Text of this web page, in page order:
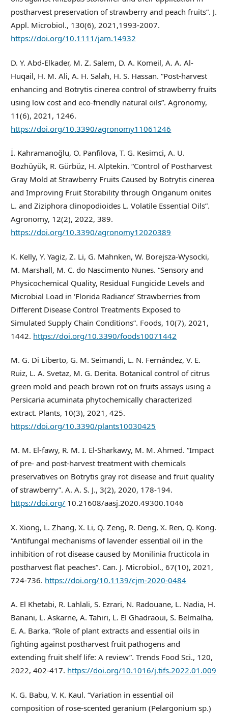
postharvest preservation of strawberry and peach fruits”. J.
Appl. Microbiol., 130(6), 2021,1993-2007.
https://doi.org/10.1111/jam.14932
D. Y. Abd-Elkader, M. Z. Salem, D. A. Komeil, A. A. Al-
Huqail, H. M. Ali, A. H. Salah, H. S. Hassan. “Post-harvest
enhancing and Botrytis cinerea control of strawberry fruits
using low cost and eco-friendly natural oils”. Agronomy,
11(6), 2021, 1246.
https://doi.org/10.3390/agronomy11061246
İ. Kahramanoğlu, O. Panfilova, T. G. Kesimci, A. U.
Bozhüyük, R. Gürbüz, H. Alptekin. “Control of Postharvest
Gray Mold at Strawberry Fruits Caused by Botrytis cinerea
and Improving Fruit Storability through Origanum onites
L. and Ziziphora clinopodioides L. Volatile Essential Oils”.
Agronomy, 12(2), 2022, 389.
https://doi.org/10.3390/agronomy12020389
K. Kelly, Y. Yagiz, Z. Li, G. Mahnken, W. Borejsza-Wysocki,
M. Marshall, M. C. do Nascimento Nunes. “Sensory and
Physicochemical Quality, Residual Fungicide Levels and
Microbial Load in ‘Florida Radiance’ Strawberries from
Different Disease Control Treatments Exposed to
Simulated Supply Chain Conditions”. Foods, 10(7), 2021,
1442. https://doi.org/10.3390/foods10071442
M. G. Di Liberto, G. M. Seimandi, L. N. Fernández, V. E.
Ruiz, L. A. Svetaz, M. G. Derita. Botanical control of citrus
green mold and peach brown rot on fruits assays using a
Persicaria acuminata phytochemically characterized
extract. Plants, 10(3), 2021, 425.
https://doi.org/10.3390/plants10030425
M. M. El-fawy, R. M. I. El-Sharkawy, M. M. Ahmed. “Impact
of pre- and post-harvest treatment with chemicals
preservatives on Botrytis gray rot disease and fruit quality
of strawberry”. A. A. S. J., 3(2), 2020, 178-194.
https://doi.org/ 10.21608/aasj.2020.49300.1046
X. Xiong, L. Zhang, X. Li, Q. Zeng, R. Deng, X. Ren, Q. Kong.
“Antifungal mechanisms of lavender essential oil in the
inhibition of rot disease caused by Monilinia fructicola in
postharvest flat peaches”. Can. J. Microbiol., 67(10), 2021,
724-736. https://doi.org/10.1139/cjm-2020-0484
A. El Khetabi, R. Lahlali, S. Ezrari, N. Radouane, L. Nadia, H.
Banani, L. Askarne, A. Tahiri, L. El Ghadraoui, S. Belmalha,
E. A. Barka. “Role of plant extracts and essential oils in
fighting against postharvest fruit pathogens and
extending fruit shelf life: A review”. Trends Food Sci., 120,
2022, 402-417. https://doi.org/10.1016/j.tifs.2022.01.009
K. G. Babu, V. K. Kaul. “Variation in essential oil
composition of rose‐scented geranium (Pelargonium sp.)